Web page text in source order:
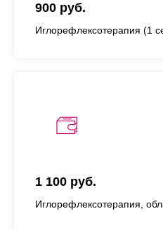
900 руб.
Иглорефлексотерапия (1
1 100 руб.
Иглорефлексотерапия,